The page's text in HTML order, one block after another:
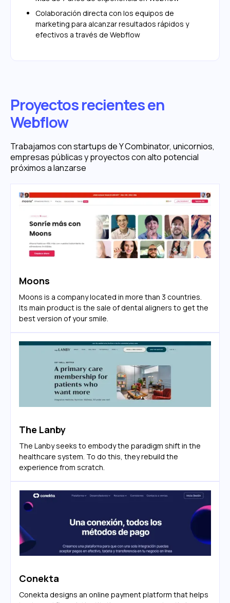
Colaboración directa con los equipos de
marketing para alcanzar resultados rápidos y
efectivos a través de Webflow
Proyectos recientes en
Webflow
Trabajamos con startups de Y Combinator, unicornios,
empresas públicas y proyectos con alto potencial
próximos a lanzarse
Moons
Moons is a company located in more than 3 countries.
Its main product is the sale of dental aligners to get the
best version of your smile.
The Lanby
The Lanby seeks to embody the paradigm shift in the
healthcare system. To do this, they rebuild the
experience from scratch.
Conekta
Conekta designs an online payment platform that helps